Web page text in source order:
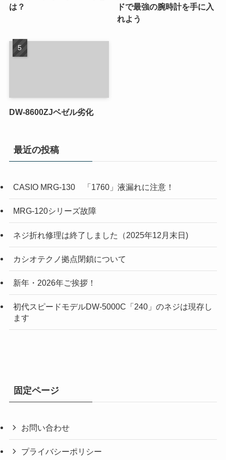
は？
ドで最強の腕時計を手に入
れよう
DW-8600ZJベゼル劣化
最近の投稿
CASIO MRG-130 「1760」液漏れに注意！
MRG-120シリーズ故障
ネジ折れ修理は終了しました（2025年12月末日)
カシオテクノ拠点閉鎖について
新年・2026年ご挨拶！
初代スピードモデルDW-5000C「240」のネジは現存し
ます
固定ページ
お問い合わせ
プライバシーポリシー